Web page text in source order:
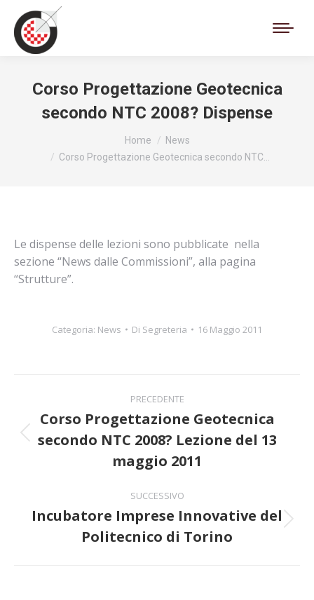
Corso Progettazione Geotecnica
secondo NTC 2008? Dispense
Home
News
Corso Progettazione Geotecnica secondo NTC…
Le dispense delle lezioni sono pubblicate nella
sezione “News dalle Commissioni”, alla pagina
“Strutture”.
Categoria: News Di Segreteria 16 Maggio 2011
tra
PRECEDENTE
Post
precedente:
Corso Progettazione Geotecnica
secondo NTC 2008? Lezione del 13
maggio 2011
SUCCESSIVO
Prossimo
post:
Incubatore Imprese Innovative del
Politecnico di Torino